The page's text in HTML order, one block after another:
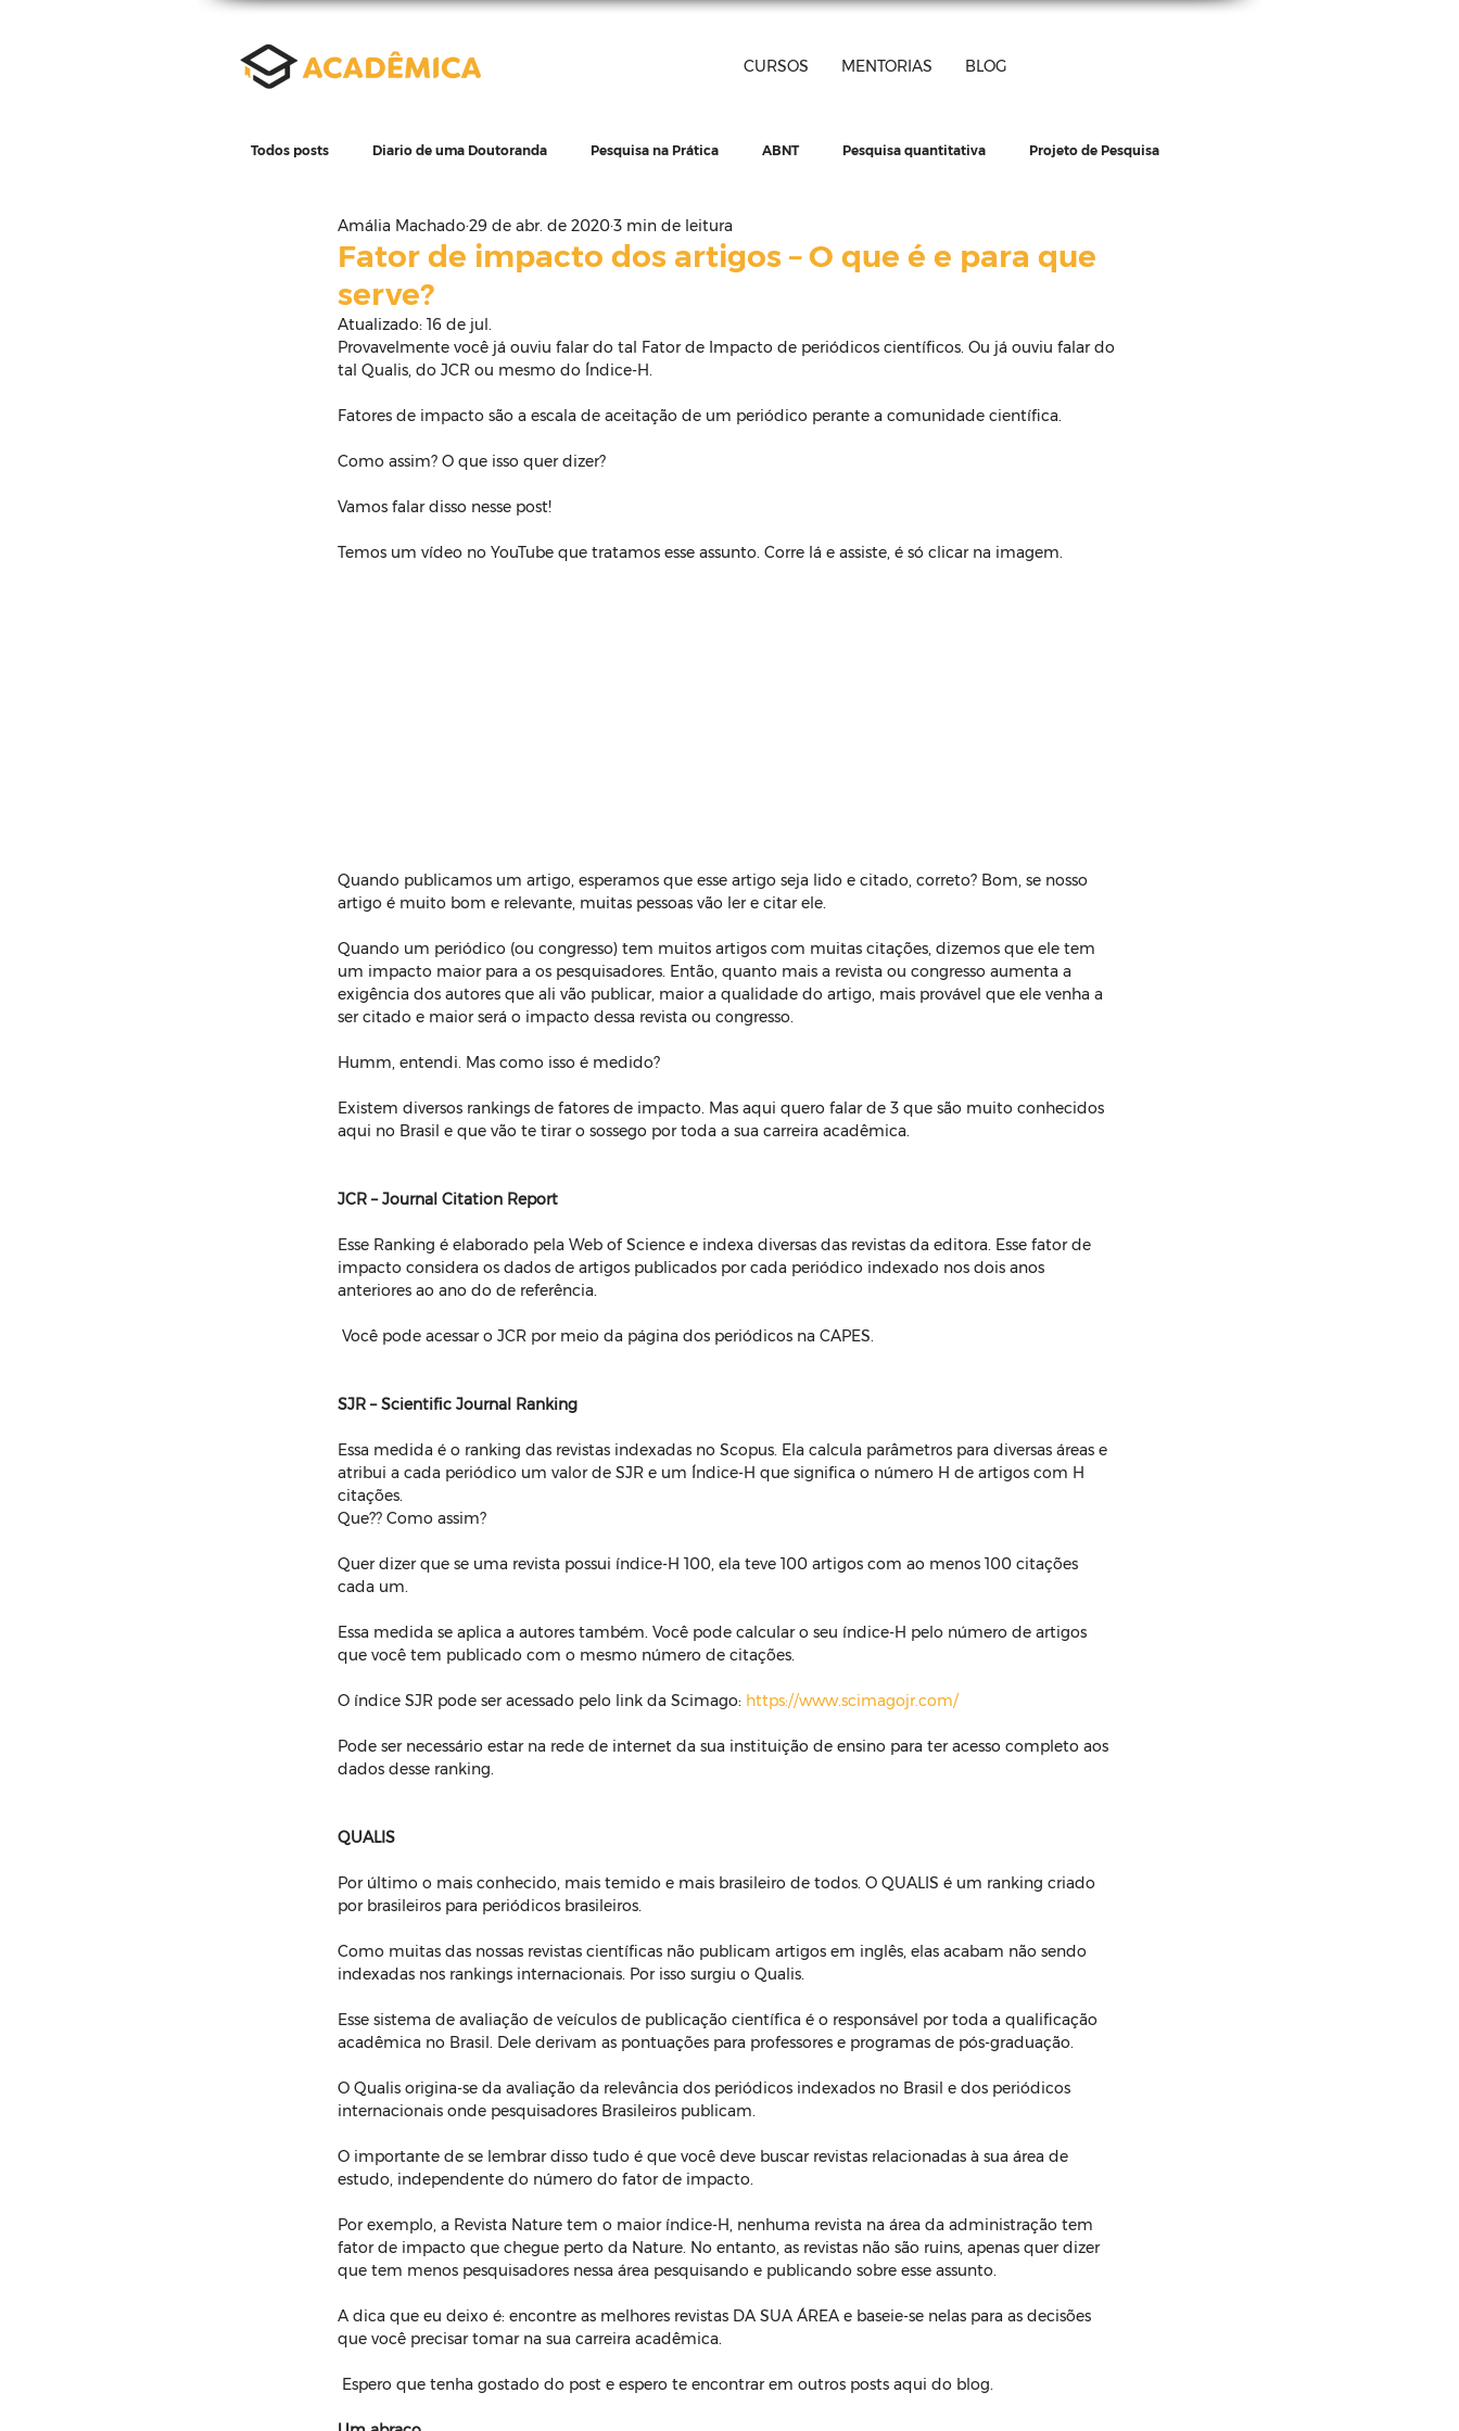
CURSOS MENTORIAS BLOG
Todos posts Diario de uma Doutoranda Pesquisa na Prática ABNT Pesquisa quantitativa Projeto de Pesquisa
Revisão de literatura Dissertação Tese Pesquisa qualitativa
Escrita científica Elementos do trabalho
Fator de impacto dos artigos – O que é e para que
serve?
Amália Machado 29 de abr. de 20203 min de leitura
Atualizado: 16 de jul.
Provavelmente você já ouviu falar do tal Fator de Impacto de periódicos científicos. Ou já ouviu falar do
tal Qualis, do JCR ou mesmo do Índice-H.
Fatores de impacto são a escala de aceitação de um periódico perante a comunidade científica.
Como assim? O que isso quer dizer?
Vamos falar disso nesse post!
Temos um vídeo no YouTube que tratamos esse assunto. Corre lá e assiste, é só clicar na imagem.
Quando publicamos um artigo, esperamos que esse artigo seja lido e citado, correto? Bom, se nosso
artigo é muito bom e relevante, muitas pessoas vão ler e citar ele.
Quando um periódico (ou congresso) tem muitos artigos com muitas citações, dizemos que ele tem
um impacto maior para a os pesquisadores. Então, quanto mais a revista ou congresso aumenta a
exigência dos autores que ali vão publicar, maior a qualidade do artigo, mais provável que ele venha a
ser citado e maior será o impacto dessa revista ou congresso.
Humm, entendi. Mas como isso é medido?
Existem diversos rankings de fatores de impacto. Mas aqui quero falar de 3 que são muito conhecidos
aqui no Brasil e que vão te tirar o sossego por toda a sua carreira acadêmica.
JCR – Journal Citation Report
Esse Ranking é elaborado pela Web of Science e indexa diversas das revistas da editora. Esse fator de
impacto considera os dados de artigos publicados por cada periódico indexado nos dois anos
anteriores ao ano do de referência.
Você pode acessar o JCR por meio da página dos periódicos na CAPES.
SJR – Scientific Journal Ranking
Essa medida é o ranking das revistas indexadas no Scopus. Ela calcula parâmetros para diversas áreas e
atribui a cada periódico um valor de SJR e um Índice-H que significa o número H de artigos com H
citações.
Que?? Como assim?
Quer dizer que se uma revista possui índice-H 100, ela teve 100 artigos com ao menos 100 citações
cada um.
Essa medida se aplica a autores também. Você pode calcular o seu índice-H pelo número de artigos
que você tem publicado com o mesmo número de citações.
O índice SJR pode ser acessado pelo link da Scimago: https://www.scimagojr.com/
Pode ser necessário estar na rede de internet da sua instituição de ensino para ter acesso completo aos
dados desse ranking.
QUALIS
Por último o mais conhecido, mais temido e mais brasileiro de todos. O QUALIS é um ranking criado
por brasileiros para periódicos brasileiros.
Como muitas das nossas revistas científicas não publicam artigos em inglês, elas acabam não sendo
indexadas nos rankings internacionais. Por isso surgiu o Qualis.
Esse sistema de avaliação de veículos de publicação científica é o responsável por toda a qualificação
acadêmica no Brasil. Dele derivam as pontuações para professores e programas de pós-graduação.
O Qualis origina-se da avaliação da relevância dos periódicos indexados no Brasil e dos periódicos
internacionais onde pesquisadores Brasileiros publicam.
O importante de se lembrar disso tudo é que você deve buscar revistas relacionadas à sua área de
estudo, independente do número do fator de impacto.
Por exemplo, a Revista Nature tem o maior índice-H, nenhuma revista na área da administração tem
fator de impacto que chegue perto da Nature. No entanto, as revistas não são ruins, apenas quer dizer
que tem menos pesquisadores nessa área pesquisando e publicando sobre esse assunto.
A dica que eu deixo é: encontre as melhores revistas DA SUA ÁREA e baseie-se nelas para as decisões
que você precisar tomar na sua carreira acadêmica.
Espero que tenha gostado do post e espero te encontrar em outros posts aqui do blog.